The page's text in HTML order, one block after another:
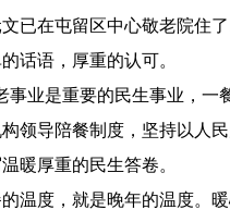
已在屯留区中心敬老院住
话语，厚重的认可。
事业是重要的民生事业，一
领导陪餐制度，坚持以人
暖厚重的民生答卷。
温度，就是晚年的温度。